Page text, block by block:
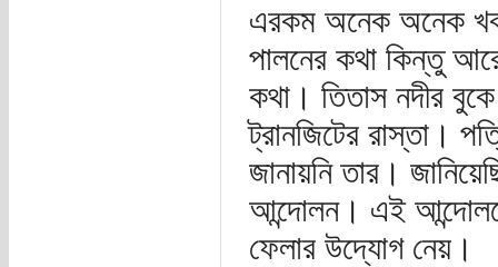
এরকম অনেক অনেক
পালনের কথা কিন্তু
কথা। তিতাস নদীর
ট্রানজিটের রাস্তা।
জানায়নি তার।
আন্দোলন। এই
ফেলার উদ্যোগ নেয়।